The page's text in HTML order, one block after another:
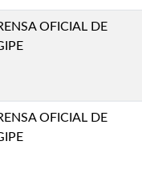
OFICIAL DE
OFICIAL DE